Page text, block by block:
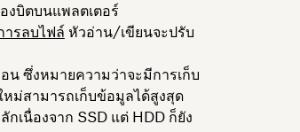
งบิตบนแพลตเตอร์
ารลบไฟล์ หัวอ่าน/เขียนจะปรับ
น ซึ่งหมายความว่าจะมีการเก็บ
ม่สามารถเก็บข้อมูลได้สูงสุด
เนื่องจาก SSD แต่ HDD ก็ยัง